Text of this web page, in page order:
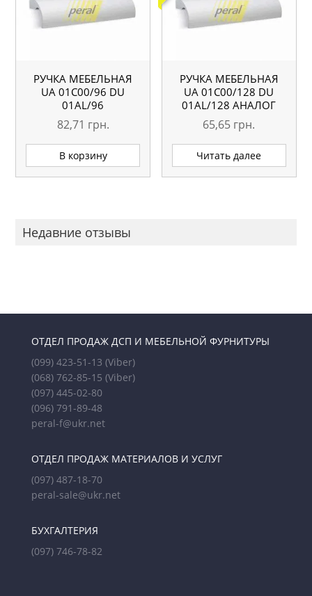
РУЧКА МЕБЕЛЬНАЯ
UA 01С00/96 DU
01AL/96
82,71 грн.
В корзину
РУЧКА МЕБЕЛЬНАЯ
UA 01С00/128 DU
01AL/128 АНАЛОГ
65,65 грн.
Читать далее
Недавние отзывы
ОТДЕЛ ПРОДАЖ ДСП И МЕБЕЛЬНОЙ ФУРНИТУРЫ
(099) 423-51-13 (Viber)
(068) 762-85-15 (Viber)
(097) 445-02-80
(096) 791-89-48
peral-f@ukr.net
ОТДЕЛ ПРОДАЖ МАТЕРИАЛОВ И УСЛУГ
(097) 487-18-70
peral-sale@ukr.net
БУХГАЛТЕРИЯ
(097) 746-78-82